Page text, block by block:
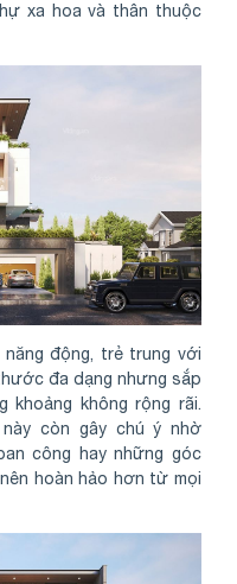
xa hoa và thân thuộc
động, trẻ trung với
đa dạng nhưng sắp
khoảng không rộng rãi.
còn gây chú ý nhờ
công hay những góc
hoàn hảo hơn từ mọi